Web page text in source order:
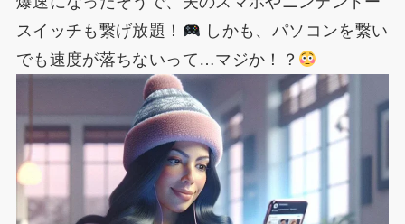
スイッチも繋げ放題！
しかも、パソコンを繋い
でも速度が落ちないって…マジか！？